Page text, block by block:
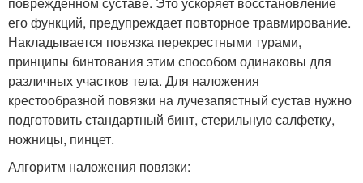
его функций, предупреждает повторное травмирование.
Накладывается повязка перекрестными турами,
принципы бинтования этим способом одинаковы для
различных участков тела. Для наложения
крестообразной повязки на лучезапястный сустав нужно
подготовить стандартный бинт, стерильную салфетку,
ножницы, пинцет.
Алгоритм наложения повязки: